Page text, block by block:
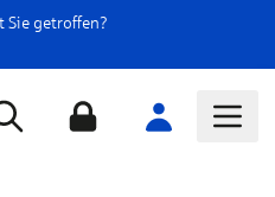
Sie getroffen?